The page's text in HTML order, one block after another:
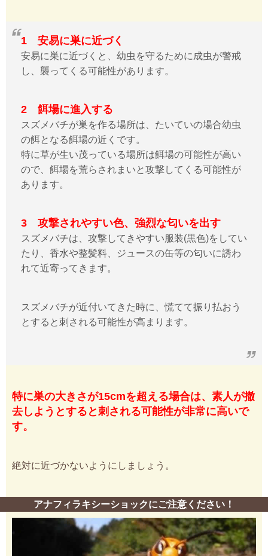
1 安易に巣に近づく
安易に巣に近づくと、幼虫を守るために成虫が警戒
し、襲ってくる可能性があります。
2 餌場に進入する
スズメバチが巣を作る場所は、たいていの場合幼虫
の餌となる餌場の近くです。
特に草が生い茂っている場所は餌場の可能性が高い
ので、餌場を荒らされまいと攻撃してくる可能性が
あります。
3 攻撃されやすい色、強烈な匂いを出す
スズメバチは、攻撃してきやすい服装(黒色)をしてい
たり、香水や整髪料、ジュースの缶等の匂いに誘わ
れて近寄ってきます。
スズメバチが近付いてきた時に、慌てて振り払おう
とすると刺される可能性が高まります。
特に巣の大きさが15cmを超える場合は、素人が撤
去しようとすると刺される可能性が非常に高いで
す。
絶対に近づかないようにしましょう。
アナフィラキシーショックにご注意ください！